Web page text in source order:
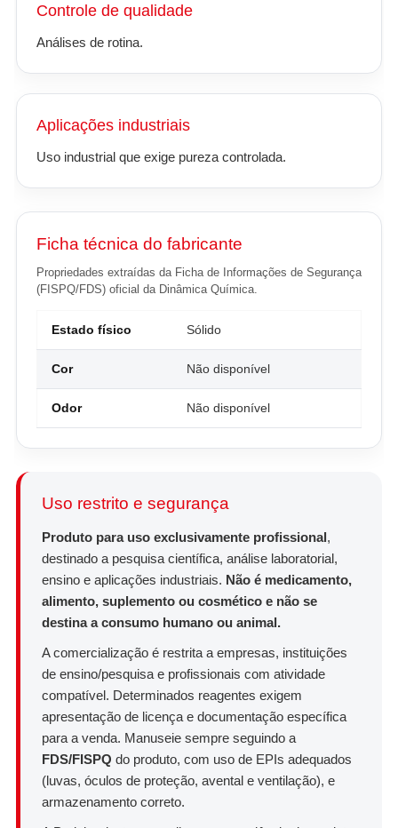
Controle de qualidade
Análises de rotina.
Aplicações industriais
Uso industrial que exige pureza controlada.
Ficha técnica do fabricante
Propriedades extraídas da Ficha de Informações de Segurança
(FISPQ/FDS) oficial da Dinâmica Química.
Estado físico Sólido
Cor Não disponível
Odor Não disponível
Uso restrito e segurança
Produto para uso exclusivamente profissional,
destinado a pesquisa científica, análise laboratorial,
ensino e aplicações industriais. Não é medicamento,
alimento, suplemento ou cosmético e não se
destina a consumo humano ou animal.
A comercialização é restrita a empresas, instituições
de ensino/pesquisa e profissionais com atividade
compatível. Determinados reagentes exigem
apresentação de licença e documentação específica
para a venda. Manuseie sempre seguindo a
FDS/FISPQ do produto, com uso de EPIs adequados
(luvas, óculos de proteção, avental e ventilação), e
armazenamento correto.